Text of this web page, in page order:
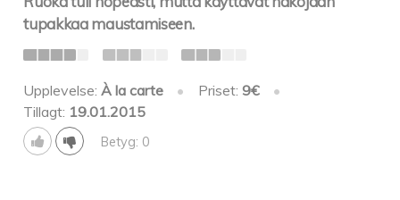
tupakkaa maustamiseen.
Upplevelse:À la carte • Priset: 9€
•
Tillagt: 19.01.2015
Betyg: 0